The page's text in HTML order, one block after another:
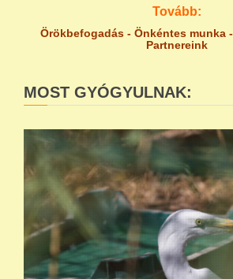
Tovább:
Örökbefogadás - Önkéntes munka-
Partnereink
MOST GYÓGYULNAK: